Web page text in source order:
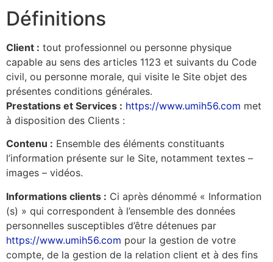
Définitions
Client : tout professionnel ou personne physique
capable au sens des articles 1123 et suivants du Code
civil, ou personne morale, qui visite le Site objet des
présentes conditions générales.
Prestations et Services : https://www.umih56.com met
à disposition des Clients :
Contenu : Ensemble des éléments constituants
l’information présente sur le Site, notamment textes –
images – vidéos.
Informations clients : Ci après dénommé « Information
(s) » qui correspondent à l’ensemble des données
personnelles susceptibles d’être détenues par
https://www.umih56.com pour la gestion de votre
compte, de la gestion de la relation client et à des fins